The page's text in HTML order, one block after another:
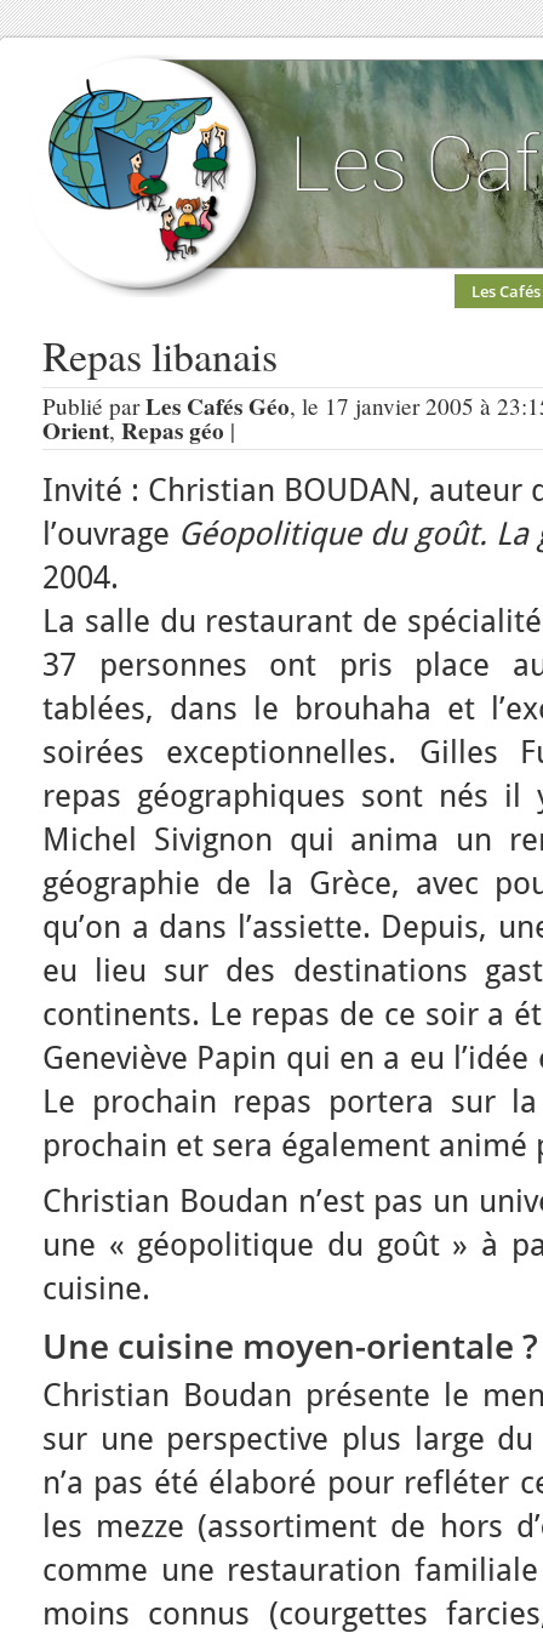
Les Cafés
Repas libanais
Publié parLes Cafés Géo, le 17 janvier 2005 à
Orient, Repas géo |
Invité : Christian BOUDAN, auteur
l’ouvrage Géopolitique du goût.
2004.
La salle du restaurant de
37 personnes ont pris place
tablées, dans le brouhaha et
soirées exceptionnelles. Gilles
repas géographiques sont nés il
Michel Sivignon qui anima un
géographie de la Grèce, avec
qu’on a dans l’assiette. Depuis,
eu lieu sur des destinations
continents. Le repas de ce soir a
Geneviève Papin qui en a eu
Le prochain repas portera sur
prochain et sera également animé
Christian Boudan n’est pas un
une « géopolitique du goût » à
cuisine.
Une cuisine moyen-orientale ?
Christian Boudan présente le
sur une perspective plus large
n’a pas été élaboré pour refléter
les mezze (assortiment de hors
comme une restauration
moins connus (courgettes